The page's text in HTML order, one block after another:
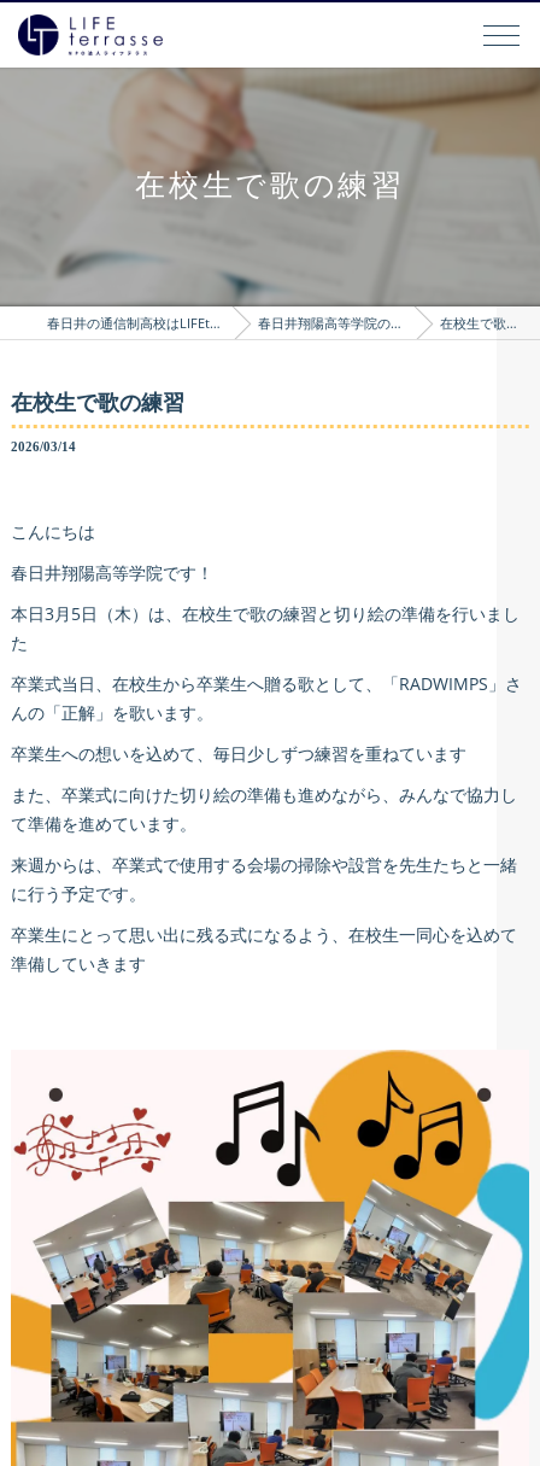
在校生で歌の練習
春日井の通信制高校はLIFEterrasse 春日井翔陽高等学院のブログ 在校生で歌の練習
在校生で歌の練習
2026/03/14
こんにちは
春日井翔陽高等学院です！
本日3月5日（木）は、在校生で歌の練習と切り絵の準備を行いまし
た
卒業式当日、在校生から卒業生へ贈る歌として、「RADWIMPS」さ
んの「正解」を歌います。
卒業生への想いを込めて、毎日少しずつ練習を重ねています
また、卒業式に向けた切り絵の準備も進めながら、みんなで協力し
て準備を進めています。
来週からは、卒業式で使用する会場の掃除や設営を先生たちと一緒
に行う予定です。
卒業生にとって思い出に残る式になるよう、在校生一同心を込めて
準備していきます